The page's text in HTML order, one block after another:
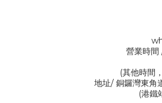
營業時
(其他時間
地址/ 銅鑼灣東
(港鐵